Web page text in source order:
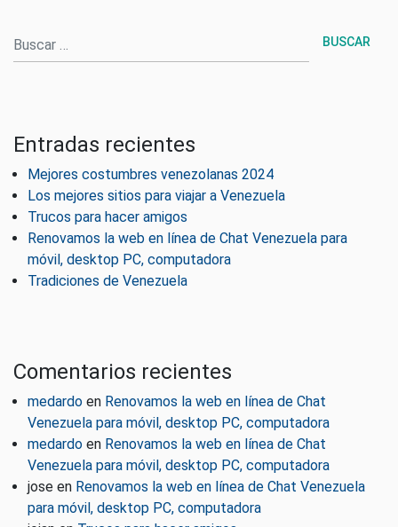
Entradas recientes
Mejores costumbres venezolanas 2024
Los mejores sitios para viajar a Venezuela
Trucos para hacer amigos
Renovamos la web en línea de Chat Venezuela para
móvil, desktop PC, computadora
Tradiciones de Venezuela
Comentarios recientes
medardo en Renovamos la web en línea de Chat
Venezuela para móvil, desktop PC, computadora
medardo en Renovamos la web en línea de Chat
Venezuela para móvil, desktop PC, computadora
jose en Renovamos la web en línea de Chat Venezuela
para móvil, desktop PC, computadora